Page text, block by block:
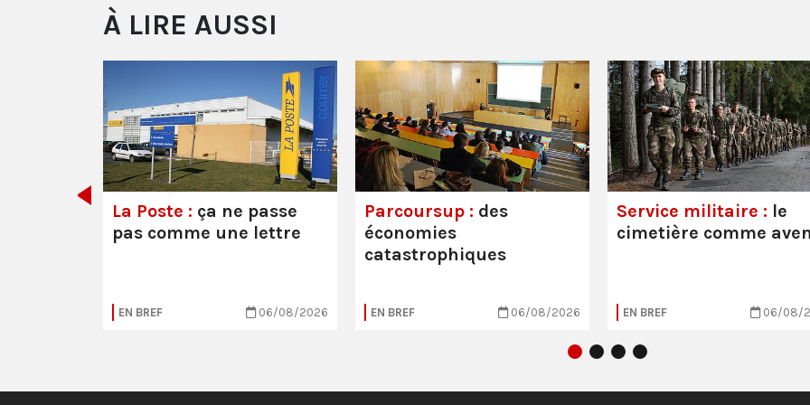
À LIRE AUSSI
La Poste : ça ne passe
pas comme une lettre
EN BREF 06/08/2026
Parcoursup : des
économies
catastrophiques
EN BREF 06/08/2026
Service militaire : le
cimetière comme
EN BREF 06/08/